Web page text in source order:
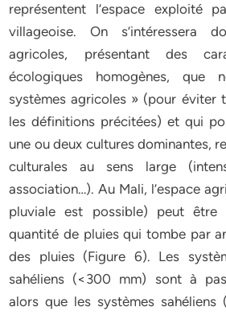
représentent l’espace exploité
villageoise. On s’intéressera
agricoles, présentant des
écologiques homogènes, que
systèmes agricoles » (pour éviter
les définitions précitées) et qui
une ou deux cultures dominantes,
culturales au sens large
association…). Au Mali, l’espace
pluviale est possible) peut être
quantité de pluies qui tombe par
des pluies (Figure 6). Les
sahéliens (<300 mm) sont à
alors que les systèmes